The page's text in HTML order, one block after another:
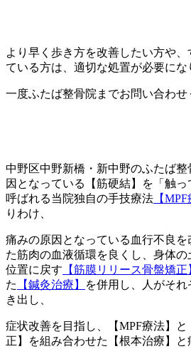
より早く歩き方を改善したい方や
ている方は、適切な処置が必要にな
一度ふたば整骨院までお問い合わせ
中野区中野新橋・新中野のふたば
因となっている【筋硬結】を「触
呼ばれる当院独自の手技療法 【MPF
りわけ、
痛みの原因となっている血行不良
た筋肉の血液循環を良くし、身体
位置に戻す 【筋膜リリース骨盤矯正
た
【鍼灸治療】
を併用し、人がそれ
き出し、
症状改善を目指し、【MPF療法】
正】を組み合わせた【根本治療】